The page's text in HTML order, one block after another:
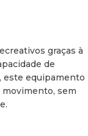
graças à
de
, este equipamento
sem